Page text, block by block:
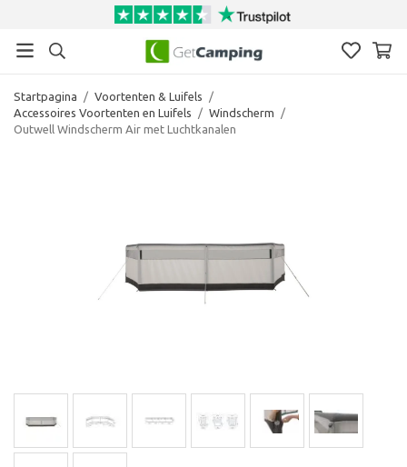
Startpagina / Voortenten & Luifels
/
Accessoires Voortenten en Luifels
/ Windscherm
/
Outwell Windscherm Air met Luchtkanalen